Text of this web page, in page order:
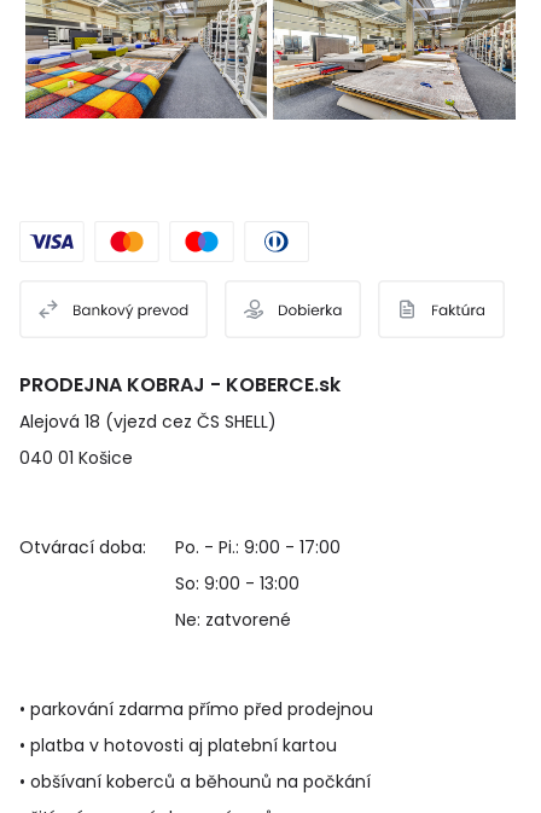
PRODEJNA KOBRAJ - KOBERCE.sk
Alejová 18 (vjezd cez ČS SHELL)
040 01 Košice
Otvárací doba:
Po. - Pi.: 9:00 - 17:00
So: 9:00 - 13:00
Ne: zatvorené
• parkování zdarma přímo před prodejnou
• platba v hotovosti aj platební kartou
• obšívaní koberců a běhounů na počkání